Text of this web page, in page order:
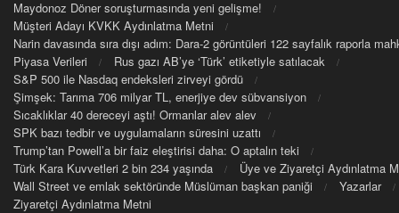
Maydonoz Döner soruşturmasında yeni gelişme!
Müşteri Adayı KVKK Aydınlatma Metni
Narin davasında sıra dışı adım: Dara-2 görüntüleri 122 sayfalık raporla
Piyasa Verileri
Rus gazı AB’ye ‘Türk’ etiketiyle satılacak
S&P 500 ile Nasdaq endeksleri zirveyi gördü
Şimşek: Tarıma 706 milyar TL, enerjiye dev sübvansiyon
Sıcaklıklar 40 dereceyi aştı! Ormanlar alev alev
SPK bazı tedbir ve uygulamaların süresini uzattı
Trump’tan Powell’a bir faiz eleştirisi daha: O aptalın teki
Türk Kara Kuvvetleri 2 bin 234 yaşında
Üye ve Ziyaretçi Aydınlatma
Wall Street ve emlak sektöründe Müslüman başkan paniği
Yazarlar
Ziyaretçi Aydınlatma Metni